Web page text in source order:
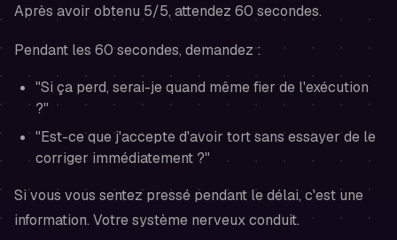
Après avoir obtenu 5/5, attendez 60 secondes.
Pendant les 60 secondes, demandez :
"Si ça perd, serai-je quand même fier de l'exécution
?"
"Est-ce que j'accepte d'avoir tort sans essayer de le
corriger immédiatement ?"
Si vous vous sentez pressé pendant le délai, c'est une
information. Votre système nerveux conduit.